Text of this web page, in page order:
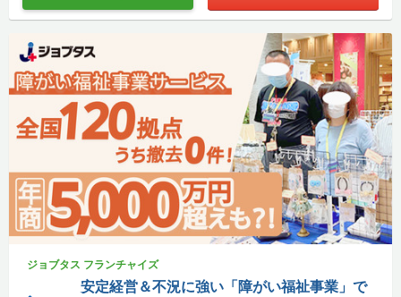
ジョブタス フランチャイズ
安定経営＆不況に強い「障がい福祉事業」で